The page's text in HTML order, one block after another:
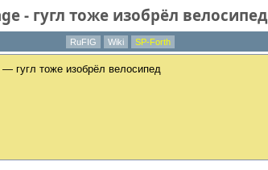
- гугл тоже изобрёл велосипед
RuFIG Wiki SP-Forth
— гугл тоже изобрёл велосипед